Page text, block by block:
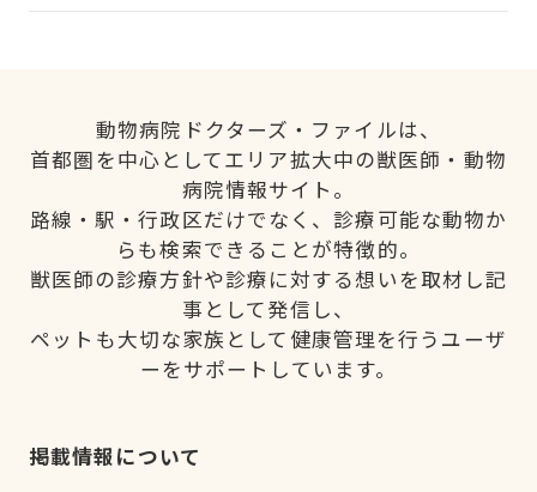
動物病院ドクターズ・ファイルは、
首都圏を中心としてエリア拡大中の獣医師・動物
病院情報サイト。
路線・駅・行政区だけでなく、診療可能な動物か
らも検索できることが特徴的。
獣医師の診療方針や診療に対する想いを取材し記
事として発信し、
ペットも大切な家族として健康管理を行うユーザ
ーをサポートしています。
掲載情報について